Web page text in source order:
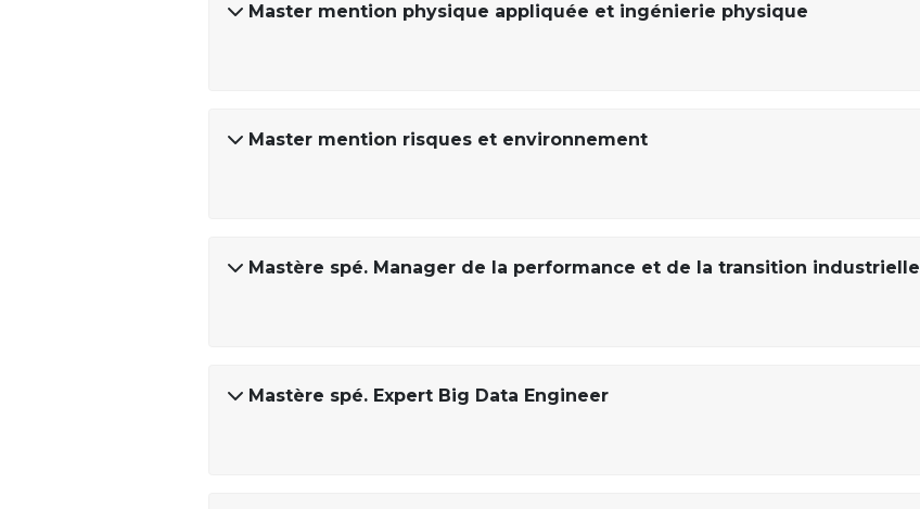
Master mention physique appliquée et ingénierie physique
Master mention risques et environnement
Mastère spé. Manager de la performance et de la transition industrielle
Mastère spé. Expert Big Data Engineer